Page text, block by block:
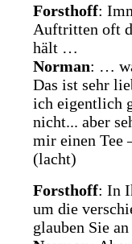
Forsthoff:
Auftritten oft
hält …
Norman: …
Das ist sehr
ich eigentlich
nicht... aber
mir einen Tee
(lacht)
Forsthoff: In
um die
glauben Sie